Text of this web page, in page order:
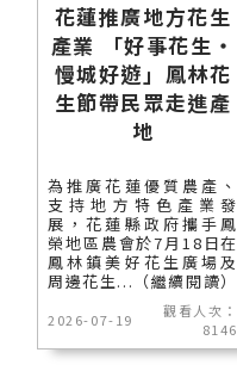
花蓮推廣地方花生
產業 「好事花生・
慢城好遊」鳳林花
生節帶民眾走進產
地
為推廣花蓮優質農產、
支持地方特色產業發
展，花蓮縣政府攜手鳳
榮地區農會於7月18日在
鳳林鎮美好花生廣場及
周邊花生...（繼續閱讀）
2026-07-19
觀看人次：
8146